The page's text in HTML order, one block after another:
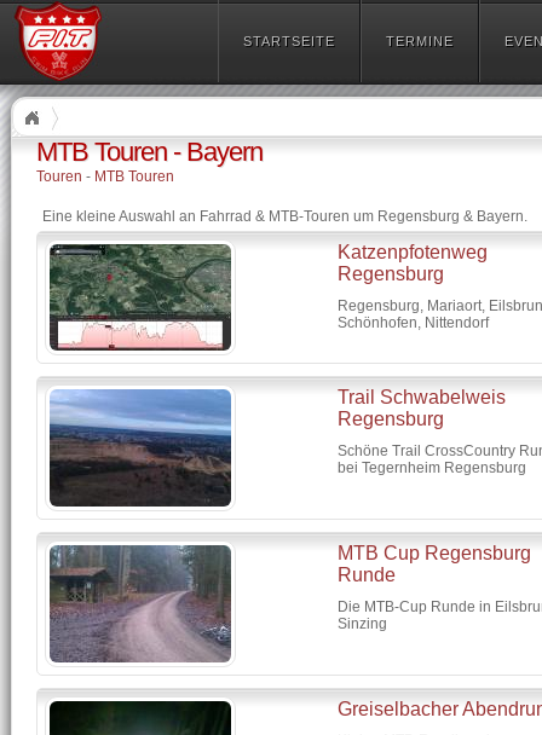
STARTSEITE TERMINE
MTB Touren - Bayern
Touren - MTB Touren
Eine kleine Auswahl an Fahrrad & MTB-Touren um Regensburg & Bayern.
Katzenpfotenweg
Regensburg
Regensburg, Mariaort,
Schönhofen, Nittendorf
Trail Schwabelweis
Regensburg
Schöne Trail CrossCountry
bei Tegernheim Regensburg
MTB Cup Regensburg
Runde
Die MTB-Cup Runde in
Sinzing
Greiselbacher